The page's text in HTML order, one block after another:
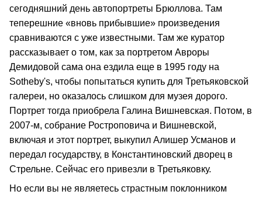
сегодняшний день автопортреты Брюллова. Там
теперешние «вновь прибывшие» произведения
сравниваются с уже известными. Там же куратор
рассказывает о том, как за портретом Авроры
Демидовой сама она ездила еще в 1995 году на
Sotheby's, чтобы попытаться купить для Третьяковской
галереи, но оказалось слишком для музея дорого.
Портрет тогда приобрела Галина Вишневская. Потом, в
2007-м, собрание Ростроповича и Вишневской,
включая и этот портрет, выкупил Алишер Усманов и
передал государству, в Константиновский дворец в
Стрельне. Сейчас его привезли в Третьяковку.
Но если вы не являетесь страстным поклонником